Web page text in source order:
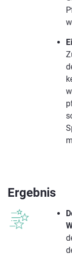
Ergebnis